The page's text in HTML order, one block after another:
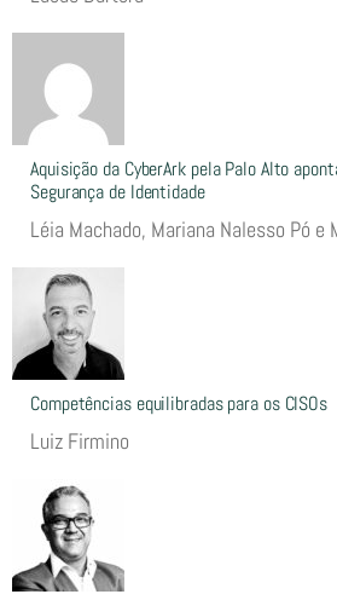
Aquisição da CyberArk pela Palo Alto
Segurança de Identidade
Léia Machado, Mariana Nalesso Pó e
Competências equilibradas para os CISOs
Luiz Firmino